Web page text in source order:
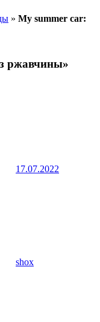
» My summer car:
ржавчины»
17.07.2022
shox